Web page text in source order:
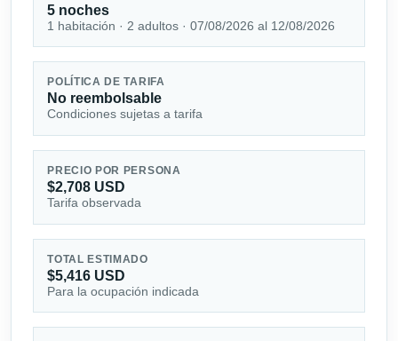
5 noches
1 habitación · 2 adultos · 07/08/2026 al 12/08/2026
POLÍTICA DE TARIFA
No reembolsable
Condiciones sujetas a tarifa
PRECIO POR PERSONA
$2,708 USD
Tarifa observada
TOTAL ESTIMADO
$5,416 USD
Para la ocupación indicada